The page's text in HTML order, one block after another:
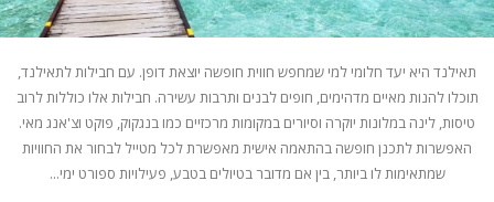
תאילנד היא יעד חלומי למי שמחפש חווית חופשה יוצאת דופן. עם חבילות לתאילנד,
תוכלו להנות מאיים מדהימים, חופים לבנים ותרבות עשירה. חבילות אלו כוללות לרוב
טיסות, לינה במלונות יוקרה וסיורים במקומות מרכזיים כמו בנגקוק, פוקט וצ'אנג מאי.
האפשרות לתכנן חופשה בהתאמה אישית מאפשרת לכל מטייל לבחור את החוויות
שמתאימות לו ביותר, בין אם מדובר בטיולים בטבע, פעילויות ספורט ימי...